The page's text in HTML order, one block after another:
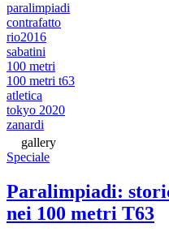
paralimpiadi
contrafatto
rio2016
sabatini
100 metri
100 metri t63
atletica
tokyo 2020
zanardi
gallery
Speciale
Paralimpiadi:
nei 100 metri T63